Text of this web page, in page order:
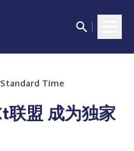
Standard Time
联盟 成为独家